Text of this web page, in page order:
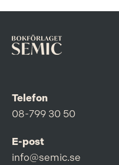
Telefon
08-799 30 50
E-post
info@semic.se